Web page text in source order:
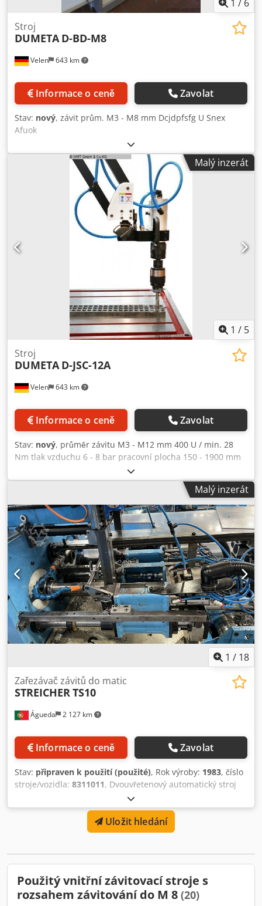
1 / 6
Velen 643 km
Stroj
DUMETA D-BD-M8
Informace o ceně Zavolat
Stav: nový, závit prům. M3 - M8 mm Dcjdpfsfg U Snex
Afuok
Malý inzerát
1 / 5
Velen 643 km
Stroj
DUMETA D-JSC-12A
Informace o ceně Zavolat
Stav: nový, průměr závitu M3 - M12 mm 400 U / min. 28
Nm tlak vzduchu 6 - 8 bar pracovní plocha 150 - 1900 mm
hmotnost stroje ca. 12 kg pneumatické závitořezy pro závit
M3 - M12, úhlově nastavitelné. 6 ks Rychloupínací sklíčidlo
se spojkou. volitelně: Pracovní stůl s T-drážkami:
750x600x650mm 990x700x800mm nebo. Magnetická
základna. K dispozici až do max. M16, M22 a M33. Dcodpfx
Afsd Iinuouek
Malý inzerát
1 / 18
Águeda 2 127 km
Zařezávač závitů do matic
STREICHERTS10
Informace o ceně Zavolat
Stav: připraven k použití (použité), Rok výroby: 1983, číslo
stroje/vozidla: 8311011, Dvouvřetenový automatický stroj
na řezání závitů matic STREICHER TS10 SP Rozsah závitů:
M6-M12 (1/4"-1/2") Max. vnější průměr součástek: 25 mm
Dodpszba Ddefx Afujck Max. rozměr přes plochy: 22 mm
Výkon motoru vřetena: 4 kW Otáčky vřetena: 430-4700
Uložit hledání
Použitý vnitřní závitovací stroje s
rozsahem závitování do M 8 (20)